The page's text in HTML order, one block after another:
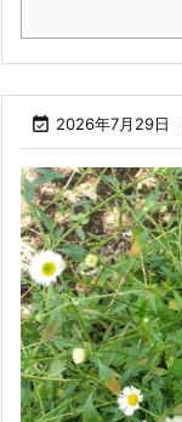
 2026年7月29日